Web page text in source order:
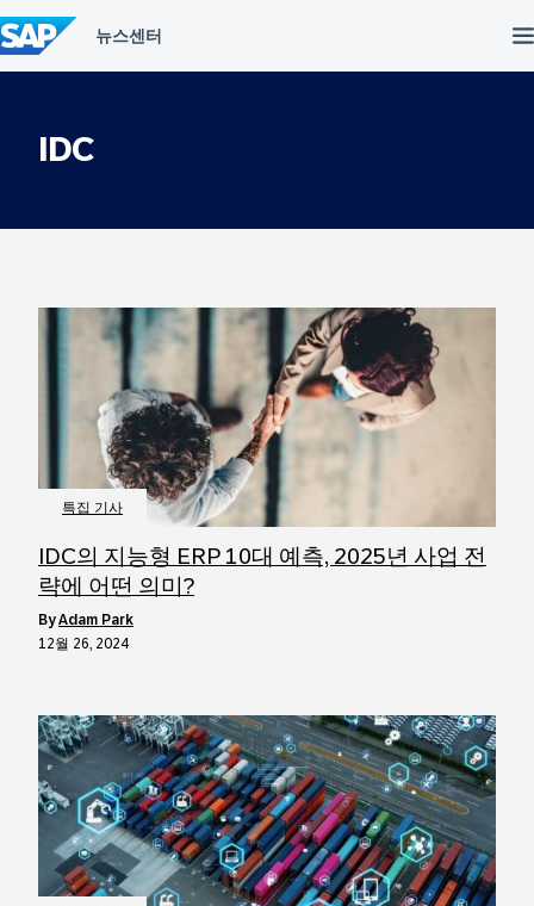
텐
츠
건
IDC
특집 기사
IDC의 지능형 ERP 10대 예측, 2025년 사업 전
략에 어떤 의미?
byAdam Park
12월 26, 2024